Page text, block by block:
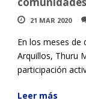
21 MAR 2020
En los meses de
Arquillos, Thuru
participación
Leer más